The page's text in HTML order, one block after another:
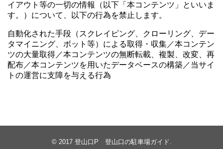
イアウト等の一切の情報（以下「本コンテンツ」といいま
す。）について、以下の行為を禁止します。
自動化された手段（スクレイピング、クローリング、デー
タマイニング、ボット等）による取得・収集／本コンテン
ツの大量取得／本コンテンツの無断転載、複製、改変、再
配布／本コンテンツを用いたデータベースの構築／当サイ
トの運営に支障を与える行為
© 2017 登山口P 登山口の駐車場ガイド.